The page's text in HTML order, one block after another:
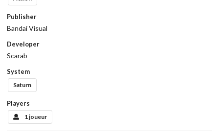
Publisher
Bandai Visual
Developer
Scarab
System
Saturn
Players
1 joueur